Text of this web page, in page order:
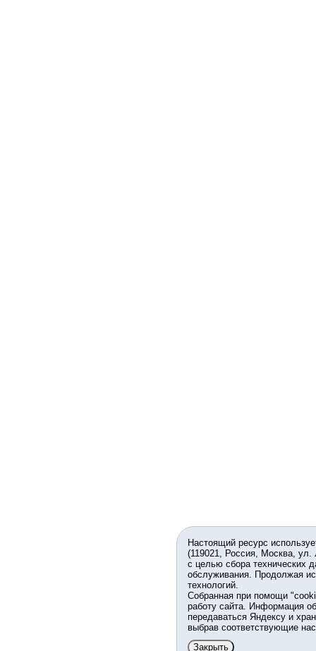
Настоящий ресурс
(119021, Россия, Москва,
с целью сбора технических
обслуживания. Продолжая
технологий.
Собранная при помощи
работу сайта. Информация
передаваться Яндексу и
выбрав соответствующие
Закрыть